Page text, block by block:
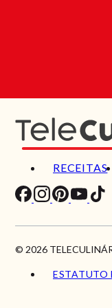
RECEITAS
© 2026
ESTATUTO